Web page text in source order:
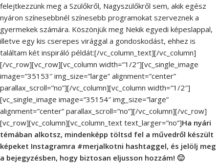
felejtkezzünk meg a Szülőkről, Nagyszülőkről sem, akik egész
nyáron színesebbnél színesebb programokat szerveznek a
gyermekek számára. Köszönjük meg Nekik egyedi képeslappal,
illetve egy kis cserepes virággal a gondoskodást, ehhez is
találtam két inspiráló példát:[/vc_column_text][/vc_column]
[/vc_row][vc_row][vc_column width=”1/2″][vc_single_image
image=”35153″ img_size=”large” alignment=”center”
parallax_scroll=”no”][/vc_column][vc_column width=”1/2″]
[vc_single_image image=”35154″ img_size=”large”
alignment=”center” parallax_scroll=”no”][/vc_column][/vc_row]
[vc_row][vc_column][vc_column_text text_larger=”no”]Ha nyári
témában alkotsz, mindenképp töltsd fel a művedről készült
képeket Instagramra #merjalkotni hashtaggel, és jelölj meg
a bejegyzésben, hogy biztosan eljusson hozzám! 🙂